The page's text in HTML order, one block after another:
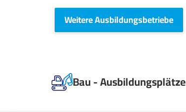
Weitere Ausbildungsbetriebe
Bau - Ausbildungsplätze